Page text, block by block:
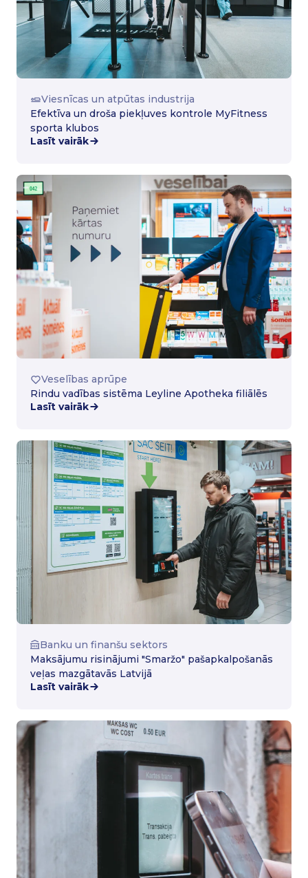
Viesnīcas un atpūtas industrija
Efektīva un droša piekļuves kontrole MyFitness
sporta klubos
Lasīt vairāk
Veselības aprūpe
Rindu vadības sistēma Leyline Apotheka filiālēs
Lasīt vairāk
Banku un finanšu sektors
Maksājumu risinājumi "Smaržo" pašapkalpošanās
veļas mazgātavās Latvijā
Lasīt vairāk